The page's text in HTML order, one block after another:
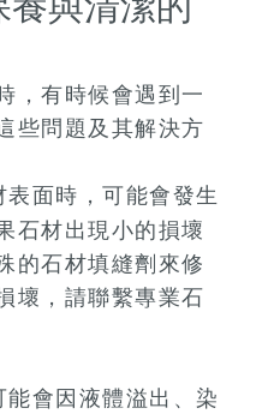
，有時候會遇到一
些問題及其解決方
表面時，可能會發生
石材出現小的損壞
的石材填縫劑來修
壞，請聯繫專業石
能會因液體溢出、染